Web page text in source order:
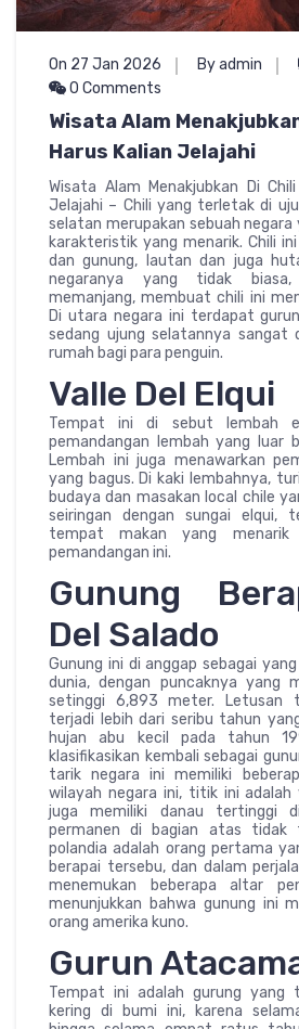
On 27 Jan 2026 By admin
0 Comments
Wisata Alam
Harus Kalian Jelajahi
Wisata Alam Menakjubkan Di
Jelajahi – Chili yang terletak di
selatan merupakan sebuah
karakteristik yang menarik. Chili
dan gunung, lautan dan juga
negaranya yang tidak
memanjang, membuat chili ini
Di utara negara ini terdapat
sedang ujung selatannya sangat
rumah bagi para penguin.
Valle Del Elqui
Tempat ini di sebut lembah
pemandangan lembah yang luar
Lembah ini juga menawarkan
yang bagus. Di kaki lembahnya,
budaya dan masakan local chile
seiringan dengan sungai elqui,
tempat makan yang menarik
pemandangan ini.
Gunung
Del Salado
Gunung ini di anggap sebagai
dunia, dengan puncaknya yang
setinggi 6,893 meter. Letusan
terjadi lebih dari seribu tahun
hujan abu kecil pada tahun
klasifikasikan kembali sebagai
tarik negara ini memiliki
wilayah negara ini, titik ini
juga memiliki danau tertinggi
permanen di bagian atas tidak
polandia adalah orang pertama
berapai tersebu, dan dalam
menemukan beberapa altar
menunjukkan bahwa gunung ini
orang amerika kuno.
Gurun
Tempat ini adalah gurung yang
kering di bumi ini, karena